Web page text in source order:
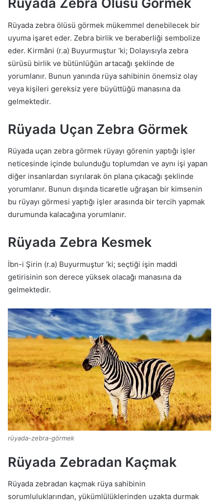
Rüyada Zebra Ölüsü Görmek
Rüyada zebra ölüsü görmek mükemmel denebilecek bir
uyuma işaret eder. Zebra birlik ve beraberliği sembolize
eder. Kirmâni (r.a) Buyurmuştur ‘ki; Dolayısıyla zebra
sürüsü birlik ve bütünlüğün artacağı şeklinde de
yorumlanır. Bunun yanında rüya sahibinin önemsiz olay
veya kişileri gereksiz yere büyüttüğü manasına da
gelmektedir.
Rüyada Uçan Zebra Görmek
Rüyada uçan zebra görmek rüyayı görenin yaptığı işler
neticesinde içinde bulunduğu toplumdan ve aynı işi yapan
diğer insanlardan sıyrılarak ön plana çıkacağı şeklinde
yorumlanır. Bunun dışında ticaretle uğraşan bir kimsenin
bu rüyayı görmesi yaptığı işler arasında bir tercih yapmak
durumunda kalacağına yorumlanır.
Rüyada Zebra Kesmek
İbn-i Şirin (r.a) Buyurmuştur ‘ki; seçtiği işin maddi
getirisinin son derece yüksek olacağı manasına da
gelmektedir.
rüyada-zebra-görmek
Rüyada Zebradan Kaçmak
Rüyada zebradan kaçmak rüya sahibinin
sorumluluklarından, yükümlülüklerinden uzakta durmak